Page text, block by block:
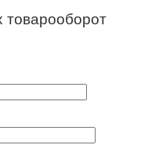
товарооборот